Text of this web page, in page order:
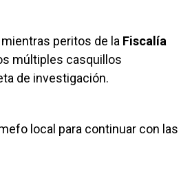
peritos de la Fiscalía
múltiples casquillos
de investigación.
local para continuar con las